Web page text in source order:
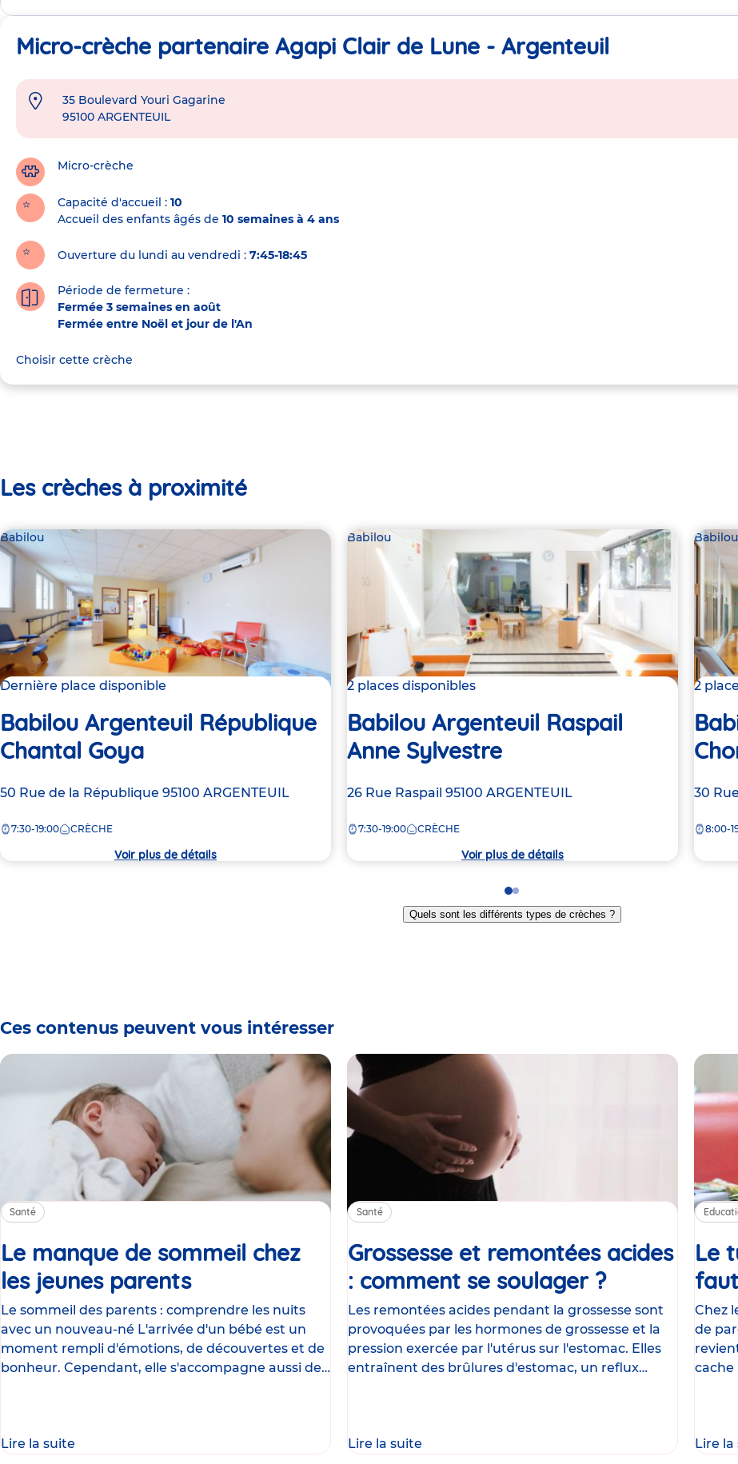
Micro-crèche partenaire Agapi Clair de Lune - Argenteuil
Adresse
crèche
35 Boulevard Youri Gagarine
95100 ARGENTEUIL
Micro-crèche
Capacité d'accueil
10
Accueil des enfants âgés de 10 semaines à 4 ans
Ouverture du lundi au vendredi : 7:45-18:45
Période de fermeture :
Fermée 3 semaines en août
Fermée entre Noël et jour de l'An
Choisir cette crèche
Les crèches à proximité
Babilou
Dernière place disponible
Babilou Argenteuil République
Chantal Goya
Adresse
la
50 Rue de la République 95100 ARGENTEUIL
7:30-19:00 CRÈCHE
Voir plus de détails
Babilou
2 places disponibles
Babilou Argenteuil Raspail
Anne Sylvestre
Adresse
la
26 Rue Raspail 95100 ARGENTEUIL
7:30-19:00 CRÈCHE
Voir plus de détails
Babilou
2
la
30
8:00-
Go
to
slide
Go
to
slide
Quels sont les différents types de crèches ?
Ces contenus peuvent vous intéresser
Santé
Le manque de sommeil chez
les jeunes parentsArticle
Le sommeil des parents : comprendre les nuits
avec un nouveau-né L'arrivée d'un bébé est un
moment rempli d'émotions, de découvertes et de
bonheur. Cependant, elle s'accompagne aussi de
Lire la suite
Santé
Grossesse et remontées acides
: comment se soulager ?Article
Les remontées acides pendant la grossesse sont
provoquées par les hormones de grossesse et la
pression exercée par l'utérus sur l'estomac. Elles
entraînent des brûlures d'estomac, un reflux
Lire la suite
Le
Chez
de
Lire la